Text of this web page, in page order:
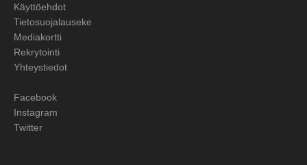
Käyttöehdot
Tietosuojalauseke
Mediakortti
Rekrytointi
Yhteystiedot
Facebook
Instagram
Twitter